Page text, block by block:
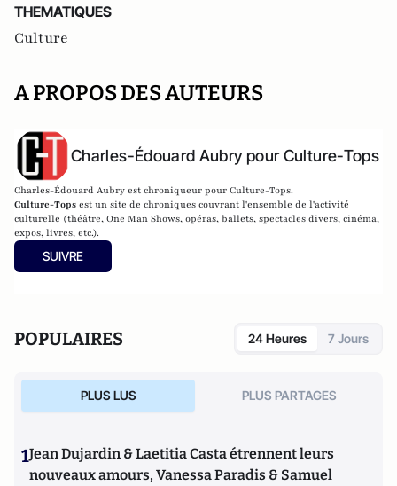
THEMATIQUES
Culture
A PROPOS DES AUTEURS
Charles-Édouard Aubry pour Culture-Tops
Charles-Édouard Aubry est chroniqueur pour Culture-Tops.
Culture-Tops est un site de chroniques couvrant l'ensemble de l'activité
culturelle (théâtre, One Man Shows, opéras, ballets, spectacles divers, cinéma,
expos, livres, etc.).
SUIVRE
POPULAIRES 24 Heures 7 Jours
PLUS LUS PLUS PARTAGES
1Jean Dujardin & Laetitia Casta étrennent leurs
nouveaux amours, Vanessa Paradis & Samuel